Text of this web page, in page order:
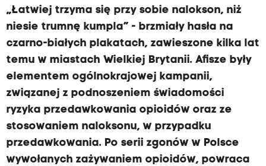
„Łatwiej trzyma się przy sobie nalokson, niż
niesie trumnę kumpla” - brzmiały hasła na
czarno-białych plakatach, zawieszone kilka lat
temu w miastach Wielkiej Brytanii. Afisze były
elementem ogólnokrajowej kampanii,
związanej z podnoszeniem świadomości
ryzyka przedawkowania opioidów oraz ze
stosowaniem naloksonu, w przypadku
przedawkowania. Po serii zgonów w Polsce
wywołanych zażywaniem opioidów, powraca